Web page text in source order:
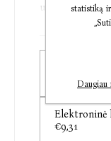
užsičiauptų.”
Aistė Simėnaitė
Ši knyga –
svoriu ir
atrodo kitaip
kito
nutukimo
išgyvenimų.
€11,48
Elektroninė
€9,31
statistiką
Daugiau